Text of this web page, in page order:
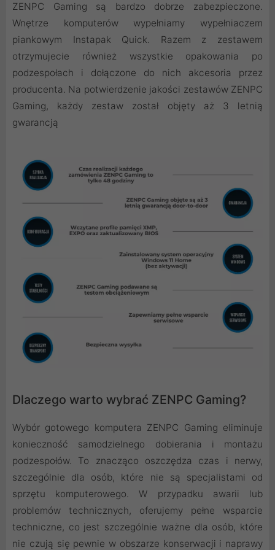
ZENPC Gaming są bardzo dobrze zabezpieczone.
Wnętrze komputerów wypełniamy wypełniaczem
piankowym Instapak Quick. Razem z zestawem
otrzymujecie również wszystkie opakowania po
podzespołach i dołączone do nich akcesoria przez
producenta. Na potwierdzenie jakości zestawów ZENPC
Gaming, każdy zestaw został objęty aż 3 letnią
gwarancją
Dlaczego warto wybrać ZENPC Gaming?
Wybór gotowego komputera ZENPC Gaming eliminuje
konieczność samodzielnego dobierania i montażu
podzespołów. To znacząco oszczędza czas i nerwy,
szczególnie dla osób, które nie są specjalistami od
sprzętu komputerowego. W przypadku awarii lub
problemów technicznych, oferujemy pełne wsparcie
techniczne, co jest szczególnie ważne dla osób, które
nie czują się pewnie w obszarze konserwacji i naprawy